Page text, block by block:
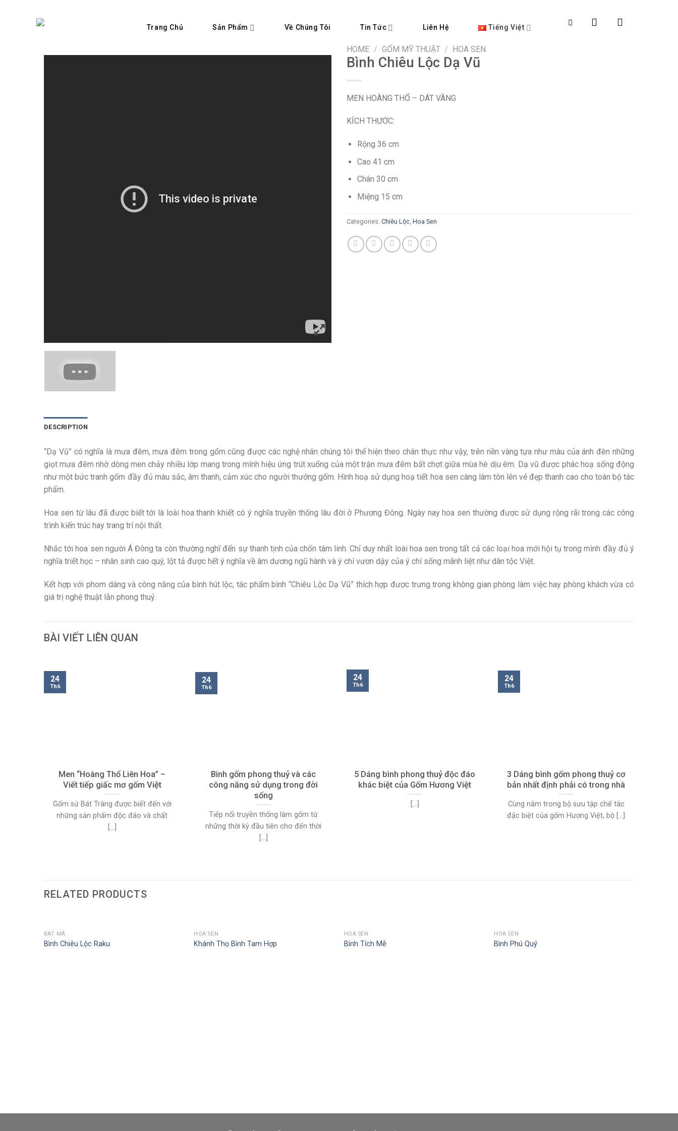
Trang Chủ Sản Phẩm Về Chúng Tôi Tin Tức Liên Hệ Tiếng Việt
HOME / GỐM MỸ THUẬT / HOA SEN
Bình Chiêu Lộc Dạ Vũ
MEN HOÀNG THỔ – DÁT VÀNG
KÍCH THƯỚC:
Rộng 36 cm
Cao 41 cm
Chân 30 cm
Miệng 15 cm
Categories: Chiêu Lộc Hoa Sen
DESCRIPTION
“Dạ Vũ” có nghĩa là mưa đêm, mưa đêm trong gốm cũng được các nghệ nhân chúng tôi thể hiện theo chân thực như vậy, trên nền vàng tựa như màu của ánh đèn những
giọt mưa đêm nhờ dòng men chảy nhiều lớp mang trong mình hiệu ứng trút xuống của một trận mưa đêm bất chợt giữa mùa hè dịu êm. Dạ vũ được phác hoạ sống động
như một bức tranh gốm đầy đủ màu sắc, âm thanh, cảm xúc cho người thưởng gốm. Hình hoạ sử dụng hoạ tiết hoa sen càng làm tôn lên vẻ đẹp thanh cao cho toàn bộ tác
phẩm.
Hoa sen từ lâu đã được biết tới là loài hoa thanh khiết có ý nghĩa truyền thống lâu đời ở Phương Đông. Ngày nay hoa sen thường được sử dụng rộng rãi trong các công
trình kiến trúc hay trang trí nội thất.
Nhắc tới hoa sen người Á Đông ta còn thường nghĩ đến sự thanh tịnh của chốn tâm linh. Chỉ duy nhất loài hoa sen trong tất cả các loại hoa mới hội tụ trong mình đầy đủ ý
nghĩa triết học – nhân sinh cao quý, lột tả được hết ý nghĩa về âm dương ngũ hành và ý chí vươn dậy của ý chí sống mãnh liệt như dân tộc Việt.
Kết hợp với phom dáng và công năng của bình hút lộc, tác phẩm bình “Chiêu Lộc Dạ Vũ” thích hợp được trưng trong không gian phòng làm việc hay phòng khách vừa có
giá trị nghệ thuật lẫn phong thuỷ.
BÀI VIẾT LIÊN QUAN
Men “Hoàng Thổ Liên Hoa” –
Viết tiếp giấc mơ gốm Việt
Gốm sứ Bát Tràng được biết đến với
những sản phẩm độc đáo và chất
[...]
24
Th6
Bình gốm phong thuỷ và các
công năng sử dụng trong đời
sống
Tiếp nối truyền thống làm gốm từ
những thời kỳ đầu tiên cho đến thời
[...]
24
Th6
5 Dáng bình phong thuỷ độc đáo
khác biệt của Gốm Hương Việt
[...]
24
Th6
3 Dáng bình gốm phong thuỷ cơ
bản nhất định phải có trong nhà
Cùng nằm trong bộ sưu tập chế tác
đặc biệt của gốm Hương Việt, bộ [...]
24
Th6
RELATED PRODUCTS
BÁT MÃ
Bình Chiêu Lộc Raku
HOA SEN
Khánh Thọ Bình Tam Hợp
HOA SEN
Bình Tích Mễ
HOA SEN
Bình Phú Quý